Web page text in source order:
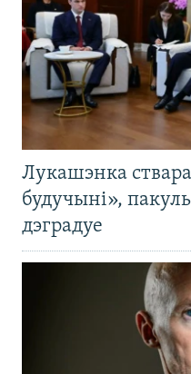
Лукашэнка
будучыні»,
дэградуе